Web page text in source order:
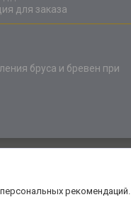
для заказа
бруса и бревен при
рекомендаций.